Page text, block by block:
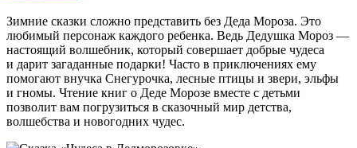
Зимние сказки сложно представить без Деда Мороза. Это
любимый персонаж каждого ребенка. Ведь Дедушка Мороз —
настоящий волшебник, который совершает добрые чудеса
и дарит загаданные подарки! Часто в приключениях ему
помогают внучка Снегурочка, лесные птицы и звери, эльфы
и гномы. Чтение книг о Деде Морозе вместе с детьми
позволит вам погрузиться в сказочный мир детства,
волшебства и новогодних чудес.